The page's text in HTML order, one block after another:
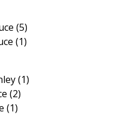
(5)
(1)
(1)
(2)
(1)